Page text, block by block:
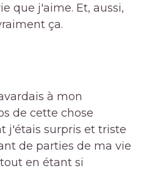
que j'aime. Et, aussi,
ça.
à mon
de cette chose
j'étais surpris et triste
de parties de ma vie
en étant si